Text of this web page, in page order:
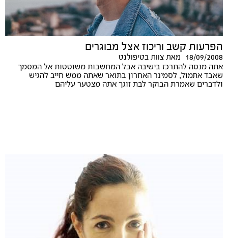
הפרעות קשב וריכוז אצל מבוגרים
18/09/2008 מאת צוות בטיפולנט
אתה מנסה להתרכז בישיבה אבל המחשבות משוטטות אל המסמך
שאבד אתמול, לסמינר האחרון בתואר שאתה ממש חייב להגיש
ולדברים שאמרת הבוקר לבת זוגך אתה מצטער עליהם